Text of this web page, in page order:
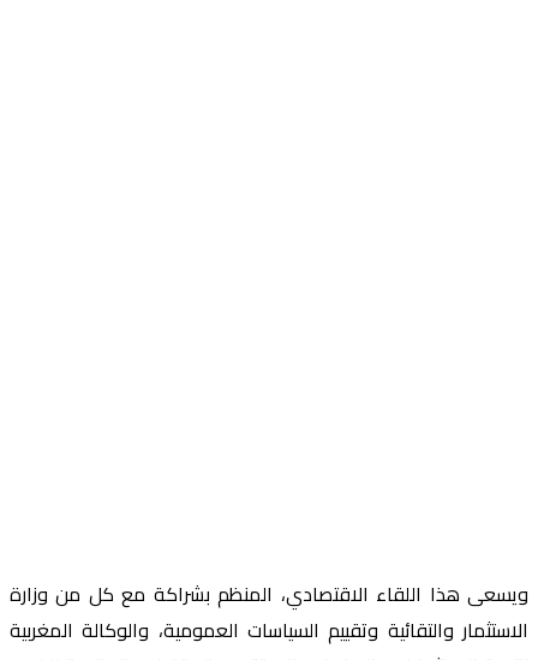
ويسعى هذا اللقاء الاقتصادي، المنظم بشراكة مع كل من وزارة
الاستثمار والتقائية وتقييم السياسات العمومية، والوكالة المغربية